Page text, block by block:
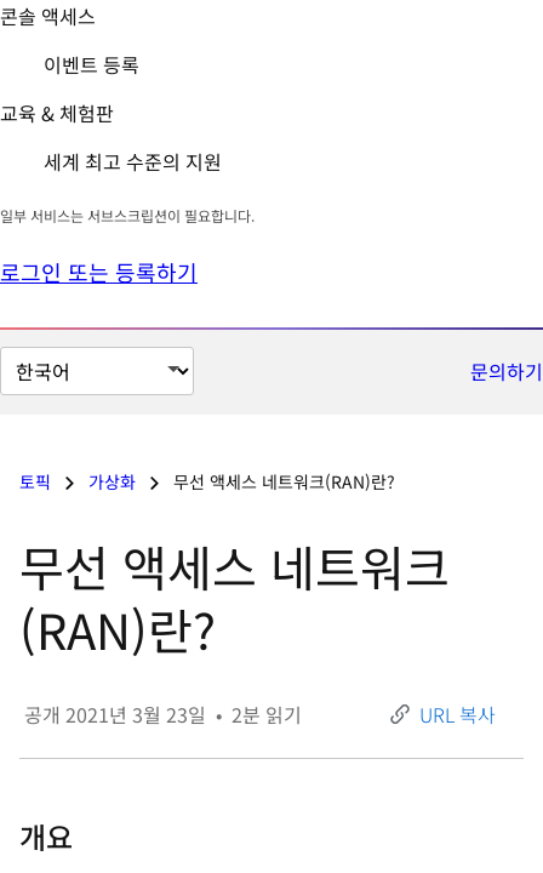
콘솔 액세스
이벤트 등록
교육 & 체험판
세계 최고 수준의 지원
일부 서비스는 서브스크립션이 필요합니다.
로그인 또는 등록하기
페
이
어
문의하기
토픽 가상화 무선 액세스 네트워크(RAN)란?
무선 액세스 네트워크
(RAN)란?
공개 2021년 3월 23일 • 2분 읽기 URL 복사
개요